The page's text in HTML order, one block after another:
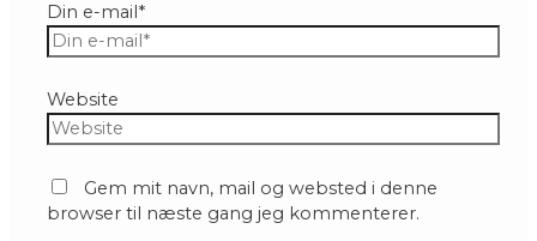
Din e-mail*
Website
Gem mit navn, mail og websted i denne
browser til næste gang jeg kommenterer.